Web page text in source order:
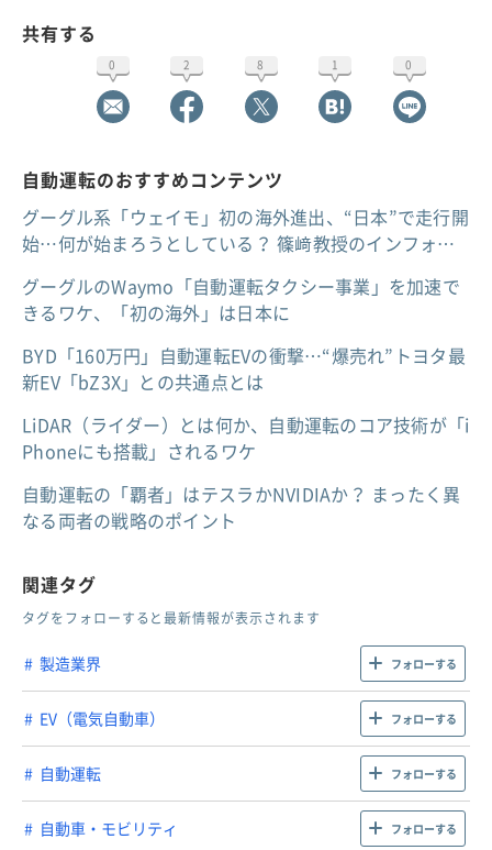
共有する
0 2 8 1 0
自動運転のおすすめコンテンツ
グーグル系「ウェイモ」初の海外進出、“日本”で走行開
始…何が始まろうとしている？ 篠﨑教授のインフォ…
グーグルのWaymo「自動運転タクシー事業」を加速で
きるワケ、「初の海外」は日本に
BYD「160万円」自動運転EVの衝撃…“爆売れ”トヨタ最
新EV「bZ3X」との共通点とは
LiDAR（ライダー）とは何か、自動運転のコア技術が「i
Phoneにも搭載」されるワケ
自動運転の「覇者」はテスラかNVIDIAか？ まったく異
なる両者の戦略のポイント
関連タグ
タグをフォローすると最新情報が表示されます
製造業界 フォローする
EV（電気自動車） フォローする
自動運転 フォローする
自動車・モビリティ フォローする